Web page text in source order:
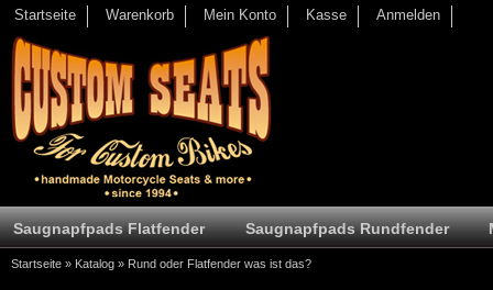
Startseite Warenkorb Mein Konto Kasse Anmelden
Saugnapfpads Flatfender Saugnapfpads Rundfender
Startseite » Katalog » Rund oder Flatfender was ist das?